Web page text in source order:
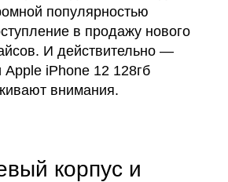
популярностью
в продажу нового
И действительно —
Apple iPhone 12 128гб
внимания.
корпус и